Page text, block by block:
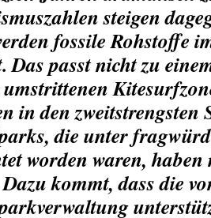
steigen
fossile Rohstoffe
Das passt nicht zu
in den zweitstrengsten
die unter
worden waren, haben
kommt, dass die